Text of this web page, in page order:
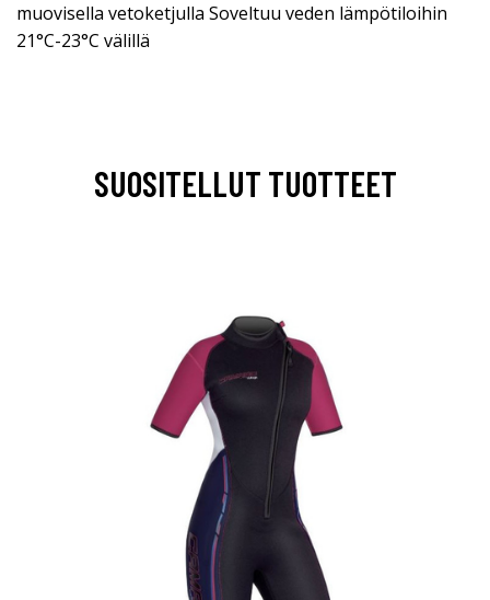
muovisella vetoketjulla Soveltuu veden lämpötiloihin
21°C-23°C välillä
SUOSITELLUT TUOTTEET